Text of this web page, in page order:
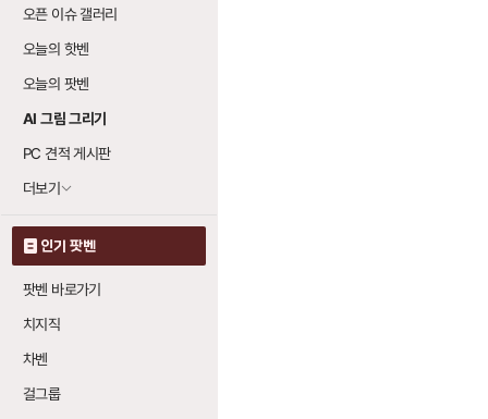
오픈 이슈 갤러리
오늘의 핫벤
오늘의 팟벤
AI 그림 그리기
PC 견적 게시판
더보기
인기 팟벤
팟벤 바로가기
치지직
차벤
걸그룹